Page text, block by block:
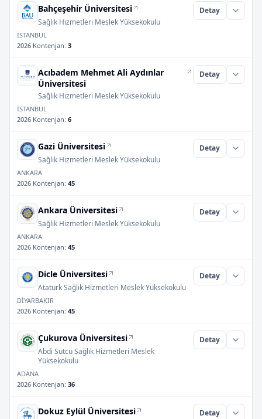
Bahçeşehir Üniversitesi
Sağlık Hizmetleri Meslek Yüksekokulu
Detay
İSTANBUL
2026 Kontenjan: 3
Acıbadem Mehmet Ali Aydınlar
Üniversitesi
Sağlık Hizmetleri Meslek Yüksekokulu
Detay
İSTANBUL
2026 Kontenjan: 6
Gazi Üniversitesi
Sağlık Hizmetleri Meslek Yüksekokulu
Detay
ANKARA
2026 Kontenjan: 45
Ankara Üniversitesi
Sağlık Hizmetleri Meslek Yüksekokulu
Detay
ANKARA
2026 Kontenjan: 45
Dicle Üniversitesi
Atatürk Sağlık Hizmetleri Meslek Yüksekokulu
Detay
DİYARBAKIR
2026 Kontenjan: 45
Çukurova Üniversitesi
Abdi Sütcü Sağlık Hizmetleri Meslek
Yüksekokulu
Detay
ADANA
2026 Kontenjan: 36
Dokuz Eylül Üniversitesi Detay